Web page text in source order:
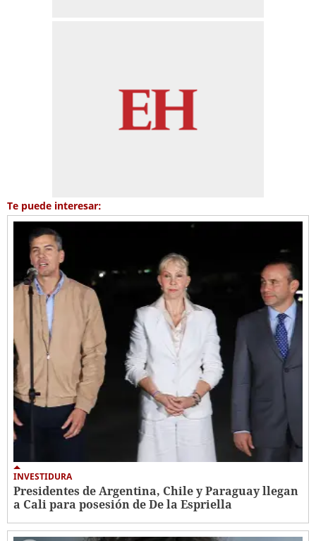
Te puede interesar:
INVESTIDURA
Presidentes de Argentina, Chile y Paraguay llegan
a Cali para posesión de De la Espriella